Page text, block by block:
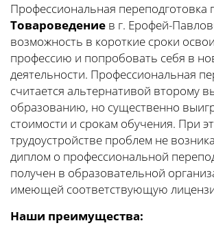
Профессиональная переподготовка
Товароведение в г. Ерофей-
возможность в короткие сроки
профессию и попробовать себя в
деятельности. Профессиональная
считается альтернативой второму
образованию, но существенно
стоимости и срокам обучения. При
трудоустройстве проблем не
диплом о профессиональной
получен в образовательной
имеющей соответствующую
Наши преимущества: